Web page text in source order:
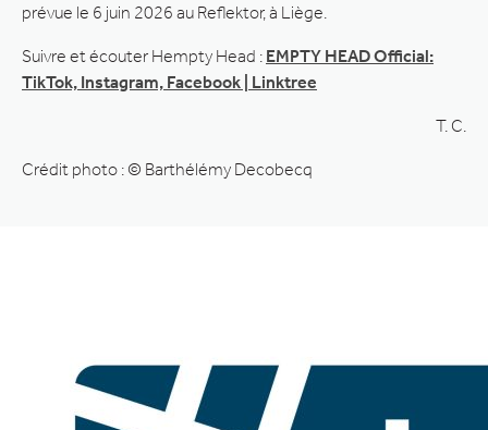
prévue le 6 juin 2026 au Reflektor, à Liège.
Suivre et écouter Hempty Head : EMPTY HEAD Official:
TikTok, Instagram, Facebook | Linktree
T. C.
Crédit photo : © Barthélémy Decobecq